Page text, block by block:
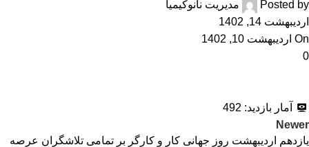
Posted by
مدیریت نانوکیمیا
اردیبهشت 14, 1402
On اردیبهشت 10, 1402
0
آمار بازدید: 492
Newer
یازدهم اردیبهشت روز جهانی کار و کارگر بر تمامی تلاشگران عرصه